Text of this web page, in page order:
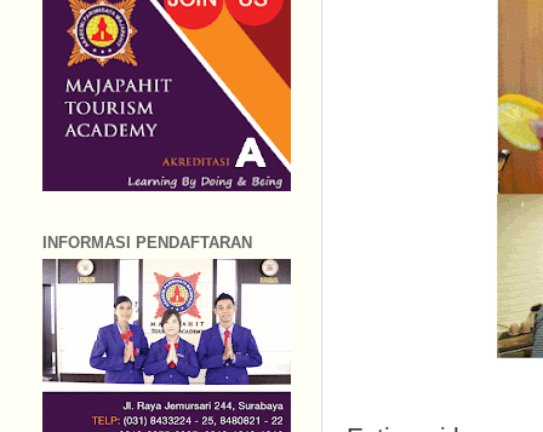
INFORMASI PENDAFTARAN